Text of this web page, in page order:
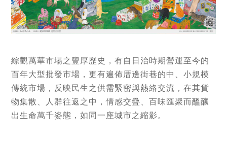
綜觀萬華市場之豐厚歷史，有自日治時期營運至今的
百年大型批發市場，更有遍佈厝邊街巷的中、小規模
傳統市場，反映民生之供需緊密與熱絡交流，在其貨
物集散、人群往返之中，情感交疊、百味匯聚而醞釀
出生命萬千姿態，如同一座城市之縮影。